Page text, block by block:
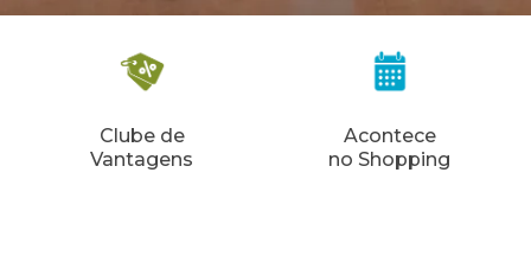
Clube de
Vantagens
Acontece
no Shopping